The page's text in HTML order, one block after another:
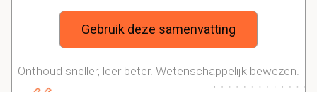
Gebruik deze samenvatting
Onthoud sneller, leer beter. Wetenschappelijk bewezen.